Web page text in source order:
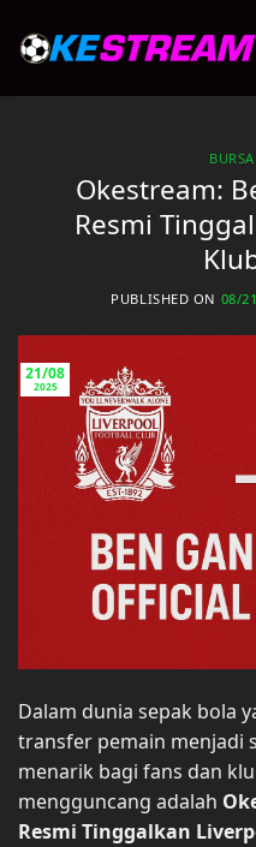
Okestream:
Resmi
PUBLISHED ON 08/
21/08
2025
Dalam dunia sepak bola
transfer pemain menjadi
menarik bagi fans dan
mengguncang adalah
Resmi Tinggalkan